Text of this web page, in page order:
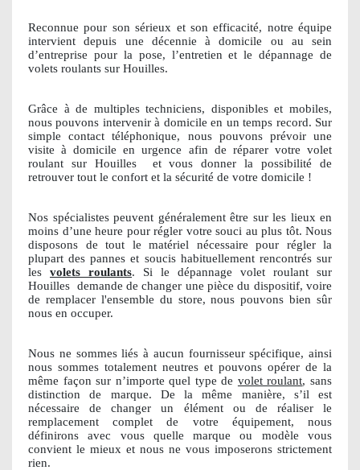
Reconnue pour son sérieux et son efficacité, notre équipe
intervient depuis une décennie à domicile ou au sein
d’entreprise pour la pose, l’entretien et le dépannage de
volets roulants sur Houilles.
Grâce à de multiples techniciens, disponibles et mobiles,
nous pouvons intervenir à domicile en un temps record. Sur
simple contact téléphonique, nous pouvons prévoir une
visite à domicile en urgence afin de réparer votre volet
roulant sur Houilles
et vous donner la possibilité de
retrouver tout le confort et la sécurité de votre domicile !
Nos spécialistes peuvent généralement être sur les lieux en
moins d’une heure pour régler votre souci au plus tôt. Nous
disposons de tout le matériel nécessaire pour régler la
plupart des pannes et soucis habituellement rencontrés sur
les volets roulants. Si le dépannage volet roulant sur
Houilles demande de changer une pièce du dispositif, voire
de remplacer l'ensemble du store, nous pouvons bien sûr
nous en occuper.
Nous ne sommes liés à aucun fournisseur spécifique, ainsi
nous sommes totalement neutres et pouvons opérer de la
même façon sur n’importe quel type de volet roulant, sans
distinction de marque. De la même manière, s’il est
nécessaire de changer un élément ou de réaliser le
remplacement complet de votre équipement, nous
définirons avec vous quelle marque ou modèle vous
convient le mieux et nous ne vous imposerons strictement
rien.